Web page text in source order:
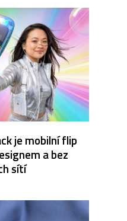
je mobilní flip
a bez
sítí